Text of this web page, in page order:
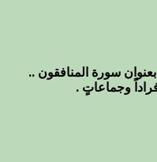
سورة المنافقون ..
وجماعاتٍ .